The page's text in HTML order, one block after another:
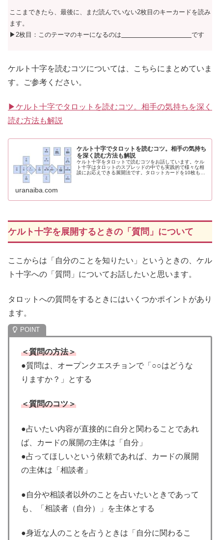
ここまできたら、最後に、まだ読んでいない2枚目のキーカードを読み
ます。
▶2枚目：このテーマのキーになるのは
です
ケルト十字を読むコツについては、こちらにまとめていま
す。ご参考ください。
▶ケルト十字でタロットを読むコツ。相手の気持ちを深く
読む方法も解説
ケルト十字でタロットを読むコツ。相手の気持ち
を深く読む方法も解説
ケルト十字をタロットで読むコツをお話しています。ケル
ト十字はタロットのスプレッドの中でも実践的で様々な相
談にお応えできる展開法です。タロットカードを10枚もし
uranaiba.com
ケルト十字を展開するときの「質問」について
ここからは「自分のことを知りたい」というときの、ケル
ト十字への「質問」についてお話したいと思います。
タロットへの質問をするときにはいくつかポイントがあり
ます。
＜質問の方法＞
●質問は、オープンクエスチョンで「○○はどうな
りますか？」とする
＜質問のコツ＞
●占いたい内容が直接的に自分と関わることであれ
ば、カードの展開の主体は「自分」
●占ってほしいという依頼であれば、カードの展開
の主体は「相談者」
●自分や相談者以外のことを占いたいときであって
も、「相談者（自分）」を主体とする
●身近な人のことを占うときは「自分に関わるこ